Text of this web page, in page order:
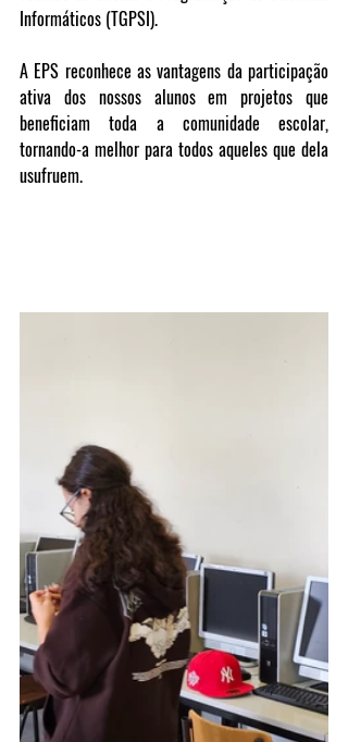
Informáticos (TGPSI).
A EPS reconhece as vantagens da participação
ativa dos nossos alunos em projetos que
beneficiam toda a comunidade escolar,
tornando-a melhor para todos aqueles que dela
usufruem.